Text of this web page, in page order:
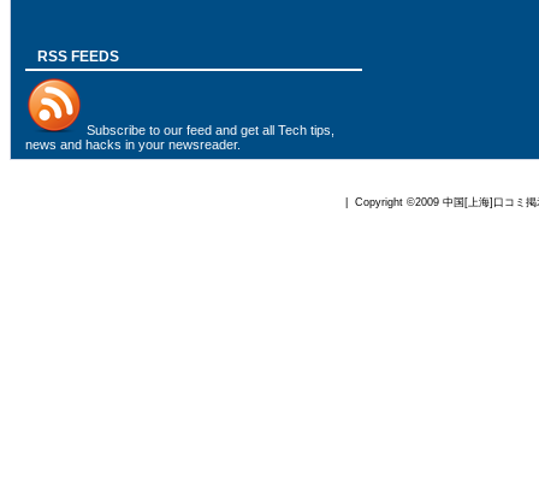
RSS FEEDS
Subscribe to our feed and get all Tech tips,
news and hacks in your newsreader.
| Copyright ©2009 中国[上海]口コミ掲